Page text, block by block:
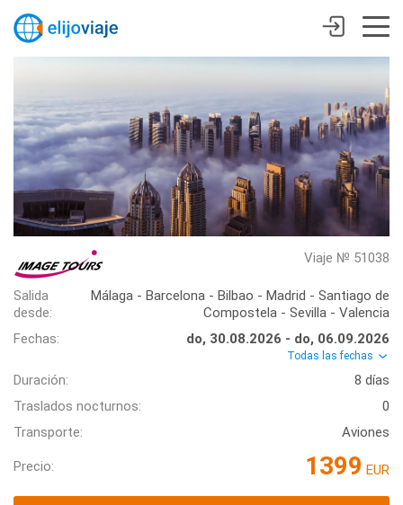
Viaje № 51038
Salida
desde:
Málaga - Barcelona - Bilbao - Madrid - Santiago de
Compostela - Sevilla - Valencia
Fechas:
do, 30.08.2026 - do, 06.09.2026
Todas las fechas
Duración:
8 días
Traslados nocturnos:
0
Transporte:
Aviones
Precio: 1399 EUR